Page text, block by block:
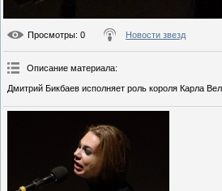
Просмотры: 0 Новости звезд
Описание материала:
Дмитрий Бикбаев исполняет роль короля Карла